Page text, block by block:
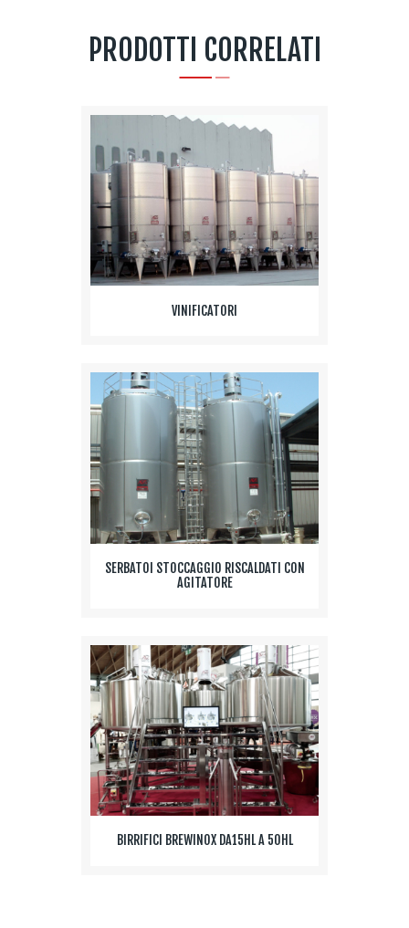
PRODOTTI CORRELATI
VINIFICATORI
SERBATOI STOCCAGGIO RISCALDATI CON
AGITATORE
BIRRIFICI BREWINOX DA15HL A 50HL